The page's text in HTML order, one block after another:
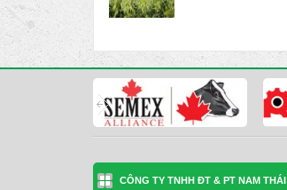
CÔNG TY TNHH ĐT & PT NAM THÁI